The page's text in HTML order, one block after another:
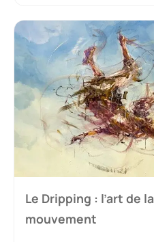
Le Dripping : l’art de
mouvement